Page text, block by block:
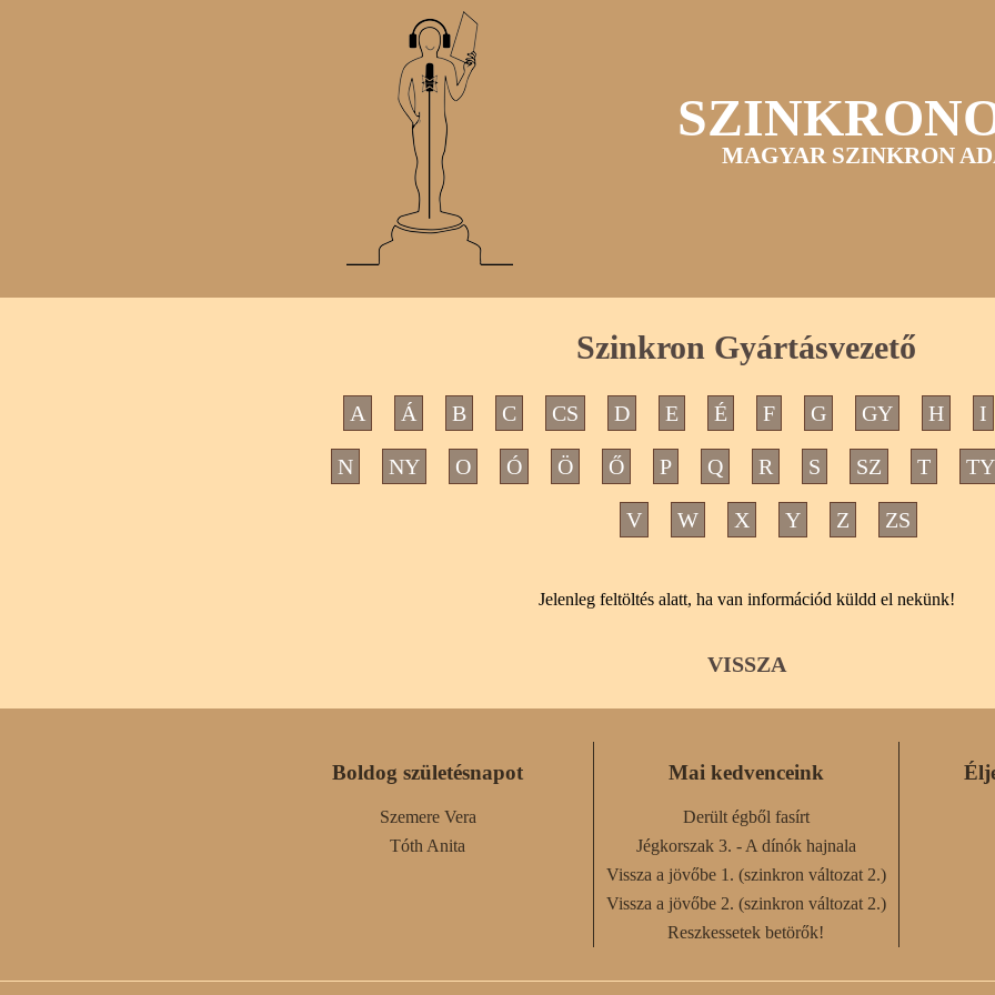
MAGYAR SZINKRON
Szinkron Gyártásvezető
A Á B C CS D E É F G GY H I
N NY O Ó Ö Ő P Q R S SZ T TY
V W X Y Z ZS
Jelenleg feltöltés alatt, ha van információd küldd el nekünk!
VISSZA
Boldog születésnapot
Szemere Vera
Tóth Anita
Mai kedvenceink
Derült égből fasírt
Jégkorszak 3. - A dínók hajnala
Vissza a jövőbe 1. (szinkron változat 2.)
Vissza a jövőbe 2. (szinkron változat 2.)
Reszkessetek betörők!